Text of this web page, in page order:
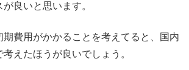
が良いと思います。
期費用がかかることを考えてると、国内
えたほうが良いでしょう。